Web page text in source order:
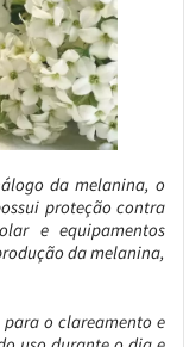
da melanina, o
proteção contra
e equipamentos
da melanina,
o clareamento e